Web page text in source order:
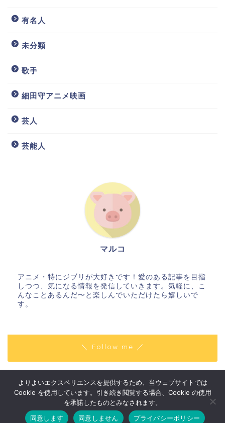
有名人
未分類
歌手
細田守アニメ映画
芸人
芸能人
マルコ
アニメ・特にジブリが大好きです！愛のある記事を目指
しつつ、気になる情報を発信していきます。気軽に、こ
んなことあるんだ〜と楽しんでいただけたら嬉しいで
す。
＼ Follow me ／
プライバシーポリシー 免責事項
2018–2026 はりきりマルコの〇〇な話
よりよいエクスペリエンスを提供するため、当ウェブサイトでは
Cookie を使用しています。引き続き閲覧する場合、Cookie の使用
を承諾したものとみなされます。
同意します
同意しません プライバシーポリシー